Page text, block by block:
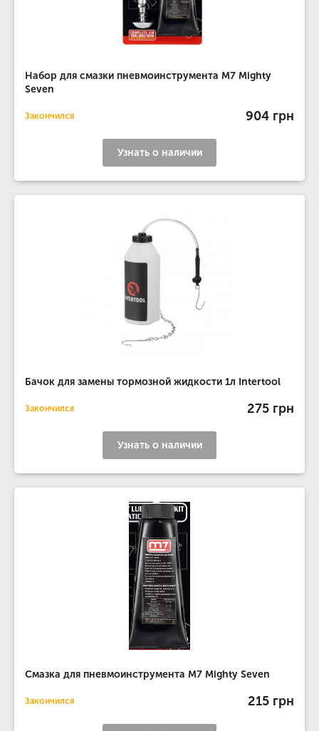
Набор для смазки пневмоинструмента М7 Mighty
Seven
Закончился 904 грн
Узнать о наличии
Бачок для замены тормозной жидкости 1л Intertool
Закончился 275 грн
Узнать о наличии
Смазка для пневмоинструмента М7 Mighty Seven
Закончился 215 грн